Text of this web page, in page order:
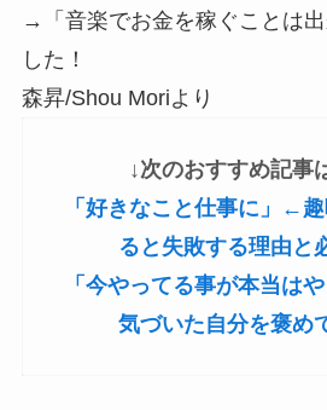
→「音楽でお金を稼ぐことは
した！
森昇/Shou Moriより
↓次のおすすめ記事
「好きなこと仕事に」←
ると失敗する理由と
「今やってる事が本当は
気づいた自分を褒め